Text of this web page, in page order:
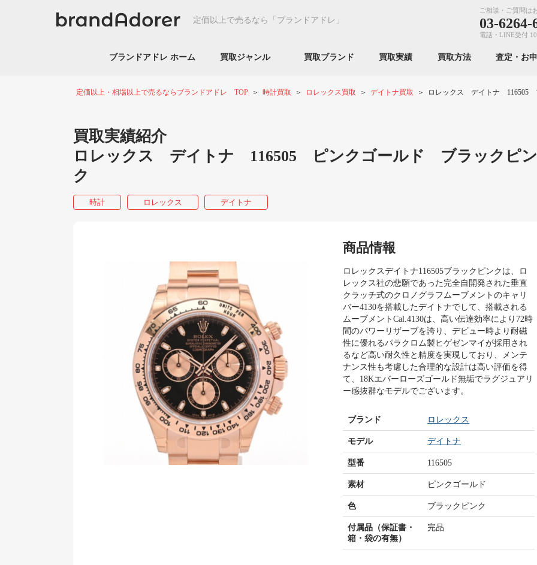
定価以上で売るなら 「ブランドアドレ」
ご相談・ご質問は
03-6264-
電話・LINE受付
ブランドアドレ ホーム 買取ジャンル 買取ブランド 買取実績 買取方法 査定・お
定価以上・相場以上で売るならブランドアドレ TOP 時計買取 ロレックス買取 デイトナ買取 ロレックス デイトナ 116505
買取実績紹介
ロレックス デイトナ 116505 ピンクゴールド ブラックピン
ク
時計 ロレックス デイトナ
商品情報
ロレックスデイトナ116505ブラックピンクは、ロ
レックス社の悲願であった完全自開発された垂直
クラッチ式のクロノグラフムーブメントのキャリ
バー4130を搭載したデイトナでして、搭載される
ムーブメントCal.4130は、高い伝達効率により72時
間のパワーリザーブを誇り、デビュー時より耐磁
性に優れるパラクロム製ヒゲゼンマイが採用され
るなど高い耐久性と精度を実現しており、メンテ
ナンス性も考慮した合理的な設計は高い評価を得
て、18Kエバーローズゴールド無垢でラグジュアリ
ー感抜群なモデルでございます。
ブランド ロレックス
モデル デイトナ
型番 116505
素材 ピンクゴールド
色 ブラックピンク
付属品（保証書・
箱・袋の有無）
完品